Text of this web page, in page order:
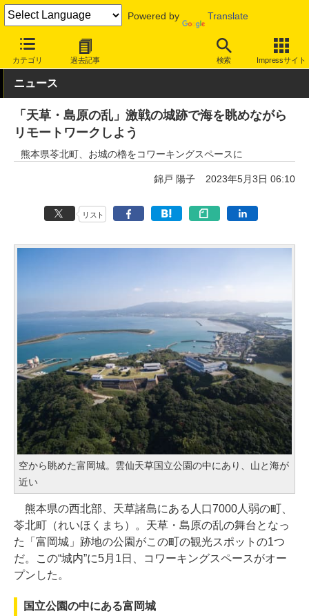
Powered by Translate
カテゴリ 過去記事 検索 Impressサイト
INTERNET Watch トピック ワークスペース
ニュース
「天草・島原の乱」激戦の城跡で海を眺めながら
リモートワークしよう
熊本県苓北町、お城の櫓をコワーキングスペースに
錦戸 陽子 2023年5月3日 06:10
リスト
空から眺めた富岡城。雲仙天草国立公園の中にあり、山と海が
近い
熊本県の西北部、天草諸島にある人口7000人弱の町、
苓北町（れいほくまち）。天草・島原の乱の舞台となっ
た「富岡城」跡地の公園がこの町の観光スポットの1つ
だ。この“城内”に5月1日、コワーキングスペースがオー
プンした。
国立公園の中にある富岡城